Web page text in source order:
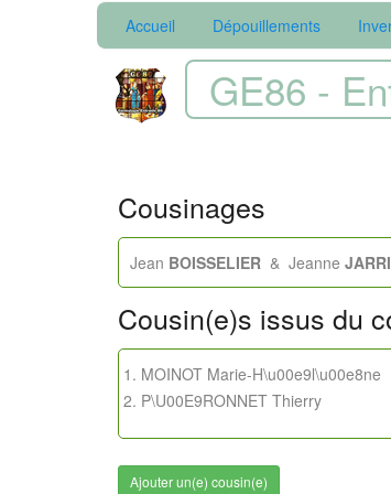
Accueil Dépouillements
GE86 -
Cousinages
Jean BOISSELIER & Jeanne
Cousin(e)s issus du
MOINOT Marie-H\u00e9l\u00e8ne
P\U00E9RONNET Thierry
Ajouter un(e) cousin(e)